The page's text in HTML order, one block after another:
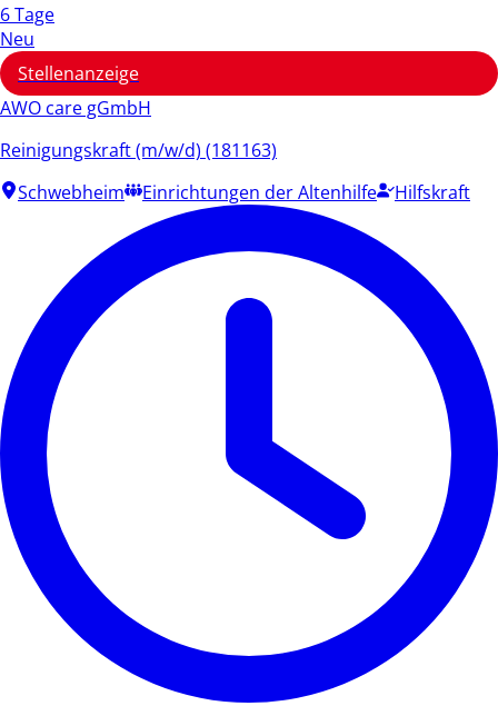
6 Tage
Neu
Stellenanzeige
AWO care gGmbH
Reinigungskraft (m/w/d) (181163)
Schwebheim
Einrichtungen der Altenhilfe Hilfskraft